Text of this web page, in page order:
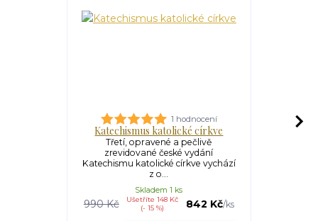
1 hodnocení
Katechismus katolické církve
Třetí, opravené a pečlivě
zrevidované české vydání
Katechismu katolické církve vychází
z o...
990 Kč
Ušetříte 148 Kč
(- 15 %)
842 Kč/ks
Skladem 1 ks